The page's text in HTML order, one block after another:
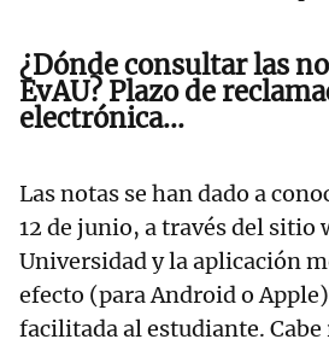
¿Dónde consultar las
EvAU? Plazo de
electrónica...
Las notas se han dado a
12 de junio, a través del sitio
Universidad y la aplicación
efecto (para Android o
facilitada al estudiante.